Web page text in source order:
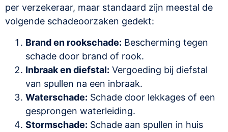
per verzekeraar, maar standaard zijn meestal de
volgende schadeoorzaken gedekt:
Brand en rookschade: Bescherming tegen
schade door brand of rook.
Inbraak en diefstal: Vergoeding bij diefstal
van spullen na een inbraak.
Waterschade: Schade door lekkages of een
gesprongen waterleiding.
Stormschade: Schade aan spullen in huis